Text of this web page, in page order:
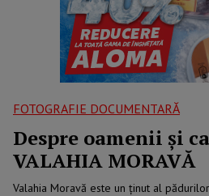
FOTOGRAFIE DOCUMENTARĂ
Despre oamenii și
VALAHIA MORAVĂ
Valahia Moravă este un ținut al